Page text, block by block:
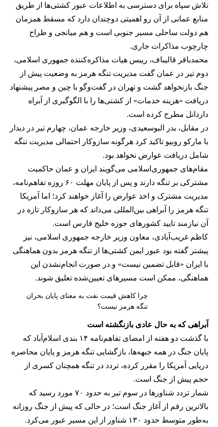
تلاش سپاه برای دسترسی به اطلاعات عبور کشتی‌ها از طریق
منابع عمانی از آن رو اهمیتی دوچندان دارد که مسقط همزمان
هم دولت ساحلی مسیر جنوبی است و هم میانجی و طراح
چارچوب مذاکرات جاری.
محمدباقر قالیباف، رییس هیات مذاکره‌کننده جمهوری اسلامی،
دوم تیر در عمان گفت مدیریت تنگه هرمز به وضعیت پیش از
جنگ بازنخواهد گشت و تهران در گفت‌وگو با چین و مصر پیشنهاد
دریافت «هزینه خدمات» از کشتی‌ها را با الگوگیری از آبراه
داردانل مطرح کرده است.
در مقابل، بدر البوسعیدی، وزیر خارجه عمان، چهارم تیر در دیدار
با مارکو روبیو تاکید کرد هرگونه سازوکار احتمالی مدیریت تنگه
شامل دریافت عوارض نخواهد بود.
مقام‌های جمهوری‌اسلامی می‌گویند ایران و عمان حاکمیت
مشترکی بر تنگه دارند و پس از پایان مهلت ۶۰ روزه تفاهم‌نامه،
مدیریت مشترک و اخذ عوارض را آغاز خواهند کرد؛ اما آمریکا
تنگه هرمز را آبراهی بین‌المللی می‌داند که هر سازوکار تازه در
آن نیازمند تایید کشورهای حوزه خلیج فارس است.
کاظم غریب‌آبادی، معاون وزیر خارجه جمهوری اسلامی، نیز
پیشتر گفته بود عبور ایمن کشتی‌ها از تنگه هرمز بدون هماهنگی
با ایران «قابل تضمین نیست» و در صورت انجام‌نشدن این
هماهنگی، ممکن است مسیرهای تعیین‌شده تعلیق شوند.
چرا کاهش قیمت نفت به معنای پایان بحران
تنگه هرمز نیست؟
آبراهی که به حال عادی بازنگشته است
با گذشت دو هفته از امضای تفاهم‌نامه ۱۴ بندی اسلام‌آباد که
پایان جنگ در همه جبهه‌ها، بازگشایی تنگه هرمز و پایان محاصره
دریایی آمریکا را مقرر کرده، تردد در تنگه همچنان کسری از
حجم پیش از جنگ است.
شمار تردد شناورها در سوم تیر به حدود ۷۰ مورد رسید که
بالاترین رقم از آغاز جنگ است؛ در حالی که پیش از جنگ روزانه
به‌طور متوسط حدود ۱۳۰ شناور از این مسیر عبور می‌کرد.